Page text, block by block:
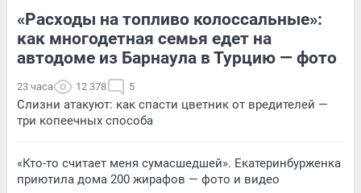
«Расходы на топливо колоссальные»:
как многодетная семья едет на
автодоме из Барнаула в Турцию — фото
23 часа 12 378 5
Слизни атакуют: как спасти цветник от вредителей —
три копеечных способа
«Кто-то считает меня сумасшедшей». Екатеринбурженка
приютила дома 200 жирафов — фото и видео